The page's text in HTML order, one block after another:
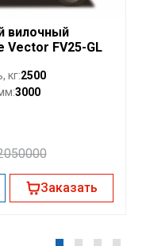
вилочный
Vector FV25-GL
кг:2500
3000
Заказать